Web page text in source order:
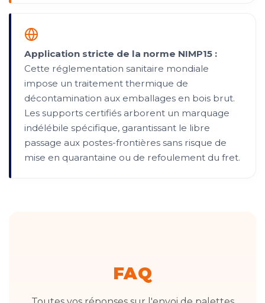
Application stricte de la norme NIMP15 :
Cette réglementation sanitaire mondiale
impose un traitement thermique de
décontamination aux emballages en bois brut.
Les supports certifiés arborent un marquage
indélébile spécifique, garantissant le libre
passage aux postes-frontières sans risque de
mise en quarantaine ou de refoulement du fret.
FAQ